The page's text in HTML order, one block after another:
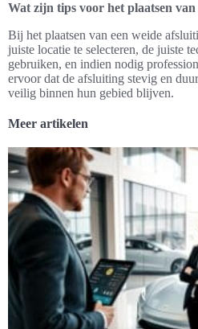
Wat zijn tips voor het plaatsen
Bij het plaatsen van een weide
juiste locatie te selecteren, de juiste
gebruiken, en indien nodig
ervoor dat de afsluiting stevig en
veilig binnen hun gebied blijven.
Meer artikelen